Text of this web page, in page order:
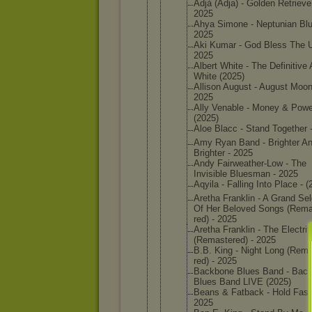
Adjà (Adja) - Golden
2025
Ahya Simone - Neptunian
2025
Aki Kumar - God Bless The
2025
Albert White - The Definitive
White (2025)
Allison August - August
2025
Ally Venable - Money &
(2025)
Aloe Blacc - Stand Together
Amy Ryan Band - Brighter
Brighter - 2025
Andy Fairweather-Low - The
Invisibl e Bluesman - 2025
Aqyila - Falling Into Place -
Aretha Franklin - A Grand
Of Her Beloved Songs
red) - 2025
Aretha Franklin - The Electrif
(Remastered) - 2025
B.B. King - Night Long
red) - 2025
Backbone Blues Band -
Blues Band LIVE (2025)
Beans & Fatback - Hold Fast -
2025